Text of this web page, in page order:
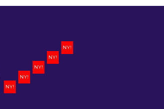
NY!
NY!
NY!
NY!
NY!